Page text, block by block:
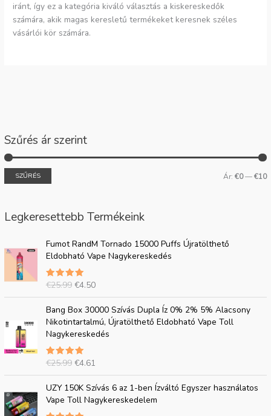
Szűrés ár szerint
SZŰRÉS Ár: €0—€10
Legkeresettebb Termékeink
Fumot RandM Tornado 15000 Puffs Újratölthető
Eldobható Vape Nagykereskedés
5.00
értékelve
az 5-ből
€25.99
E
r
e
d
e
t
i
á
r
:
€
5
.
€4.50
J
e
l
n
l
e
g
i
€
4
.
Bang Box 30000 Szívás Dupla Íz 0% 2% 5% Alacsony
Nikotintartalmú, Újratölthető Eldobható Vape Toll
Nagykereskedés
5.00
értékelve
az 5-ből
€25.99
r
e
d
e
t
i
á
r
:
€4.61
J
e
l
e
l
e
g
i
UZY 150K Szívás 6 az 1-ben Ízváltó Egyszer használatos
Vape Toll Nagykereskedelem
E
r
e
J
e
l
iránt, így ez a kategória kiváló választás a kiskereskedők
számára, akik magas keresletű termékeket keresnek széles
vásárlói kör számára.